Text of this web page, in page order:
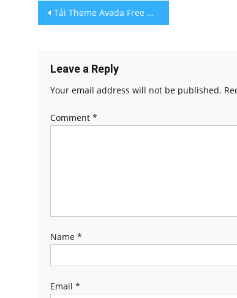
Post
Tải Theme Avada Free phiên bản mới nhất
Leave a Reply
Your email address will not be published.
Comment *
Name *
Email *